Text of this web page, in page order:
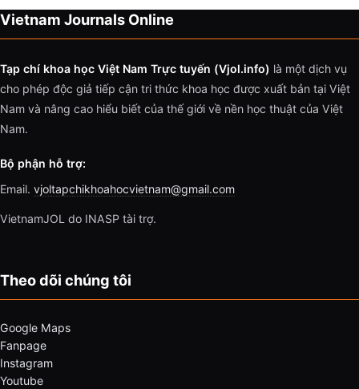
Vietnam Journals Online
Tạp chí khoa học Việt Nam Trực tuyến (Vjol.info) là một dịch vụ
cho phép độc giả tiếp cận tri thức khoa học được xuất bản tại Việt
Nam và nâng cao hiểu biết của thế giới về nền học thuật của Việt
Nam.
Bộ phận hỗ trợ:
Email. vjoltapchikhoahocvietnam@gmail.com
VietnamJOL do INASP tài trợ.
Theo dõi chúng tôi
Google Maps
Fanpage
Instagram
Youtube